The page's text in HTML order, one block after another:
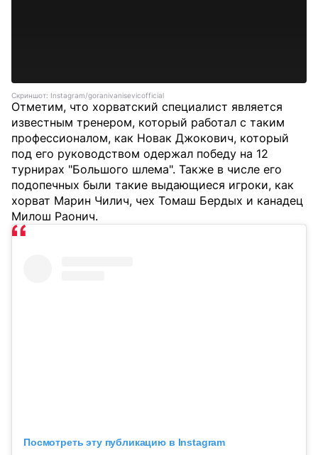
Скриншот: Instagram/goranivanisevicofficial
Отметим, что хорватский специалист является
известным тренером, который работал с таким
профессионалом, как Новак Джокович, который
под его руководством одержал победу на 12
турнирах "Большого шлема". Также в числе его
подопечных были такие выдающиеся игроки, как
хорват Марин Чилич, чех Томаш Бердых и канадец
Милош Раонич.
Посмотреть эту публикацию в Instagram